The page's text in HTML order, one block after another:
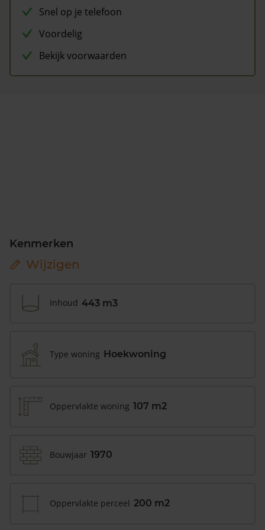
Snel op je telefoon
Voordelig
Bekijk voorwaarden
Kenmerken
Wijzigen
Inhoud 443 m3
Type woning Hoekwoning
Oppervlakte woning 107 m2
Bouwjaar 1970
Oppervlakte perceel 200 m2